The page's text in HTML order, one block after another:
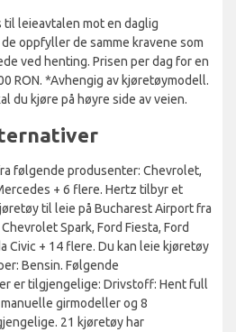
til leieavtalen mot en daglig
oppfyller de samme kravene som
ved henting. Prisen per dag for en
RON. *Avhengig av kjøretøymodell.
du kjøre på høyre side av veien.
følgende produsenter: Chevrolet,
+ 6 flere. Hertz tilbyr et
til leie på Bucharest Airport fra
Spark, Ford Fiesta, Ford
Civic + 14 flere. Du kan leie kjøretøy
Bensin. Følgende
er tilgjengelige: Drivstoff: Hent full
girmodeller og 8
21 kjøretøy har